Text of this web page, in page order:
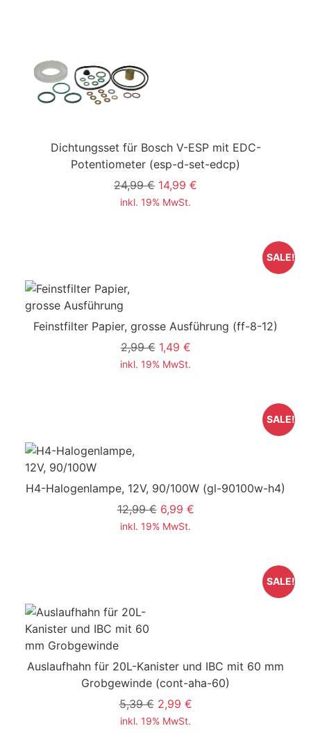
Dichtungsset für Bosch V-ESP mit EDC-
Potentiometer (esp-d-set-edcp)
24,99 € 14,99 €
inkl. 19% MwSt.
Feinstfilter Papier, grosse Ausführung (ff-8-12)
2,99 € 1,49 €
inkl. 19% MwSt.
SALE!
H4-Halogenlampe, 12V, 90/100W (gl-90100w-h4)
12,99 € 6,99 €
inkl. 19% MwSt.
SALE!
Auslaufhahn für 20L-Kanister und IBC mit 60 mm
Grobgewinde (cont-aha-60)
5,39 € 2,99 €
inkl. 19% MwSt.
SALE!